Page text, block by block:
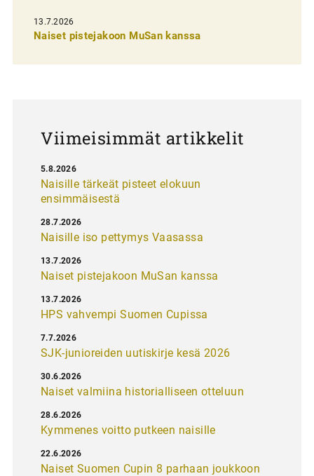
e
13.7.2026
Naiset pistejakoon MuSan kanssa
Viimeisimmät artikkelit
Naisille tärkeät pisteet elokuun
ensimmäisestä
5.8.2026
Naisille iso pettymys Vaasassa
28.7.2026
Naiset pistejakoon MuSan kanssa
13.7.2026
HPS vahvempi Suomen Cupissa
13.7.2026
SJK-junioreiden uutiskirje kesä 2026
7.7.2026
Naiset valmiina historialliseen otteluun
30.6.2026
Kymmenes voitto putkeen naisille
28.6.2026
Naiset Suomen Cupin 8 parhaan joukkoon
22.6.2026